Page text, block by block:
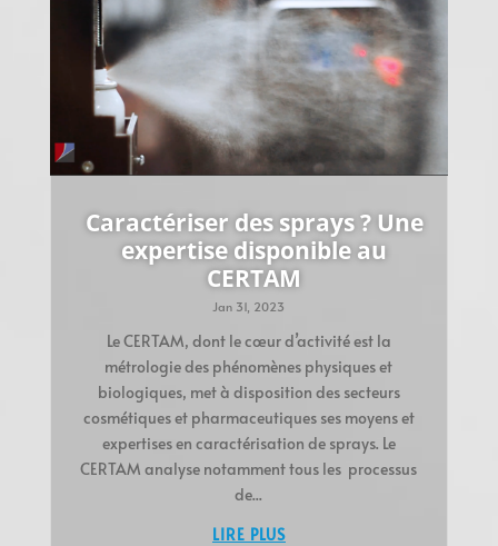
Caractériser des sprays ? Une
expertise disponible au
CERTAM
Jan 31, 2023
Le CERTAM, dont le cœur d’activité est la
métrologie des phénomènes physiques et
biologiques, met à disposition des secteurs
cosmétiques et pharmaceutiques ses moyens et
expertises en caractérisation de sprays. Le
CERTAM analyse notamment tous les processus
de...
LIRE PLUS